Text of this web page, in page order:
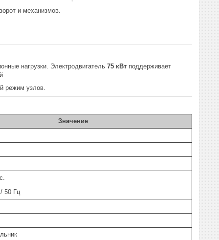
и механизмов.
нагрузки. Электродвигатель 75 кВт поддерживает
режим узлов.
Значение
50 Гц